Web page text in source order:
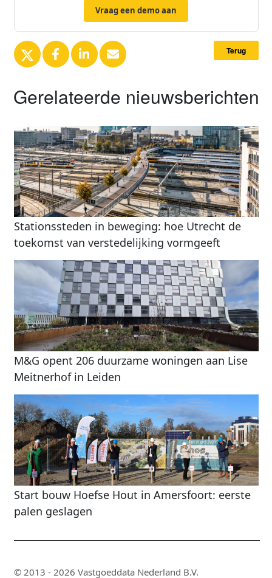
Vraag een demo aan
Terug
Gerelateerde nieuwsberichten
Stationssteden in beweging: hoe Utrecht de
toekomst van verstedelijking vormgeeft
M&G opent 206 duurzame woningen aan Lise
Meitnerhof in Leiden
Start bouw Hoefse Hout in Amersfoort: eerste
palen geslagen
© 2013 - 2026 Vastgoeddata Nederland B.V.